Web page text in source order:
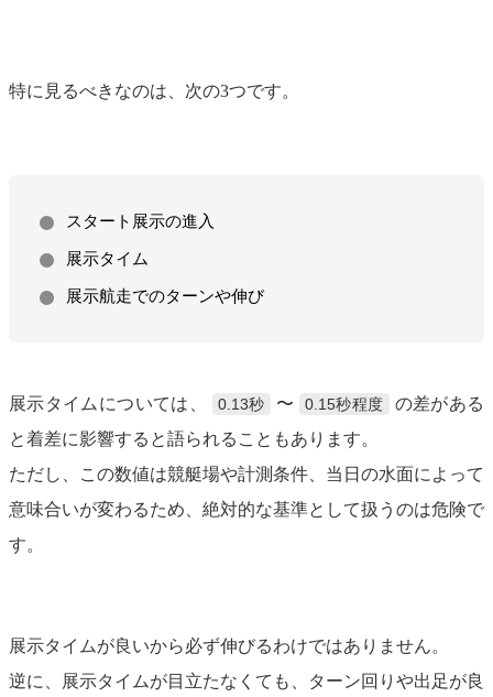
特に見るべきなのは、次の3つです。
スタート展示の進入
展示タイム
展示航走でのターンや伸び
展示タイムについては、 0.13秒 〜 0.15秒程度
の差がある
と着差に影響すると語られることもあります。
ただし、この数値は競艇場や計測条件、当日の水面によって
意味合いが変わるため、絶対的な基準として扱うのは危険で
す。
展示タイムが良いから必ず伸びるわけではありません。
逆に、展示タイムが目立たなくても、ターン回りや出足が良